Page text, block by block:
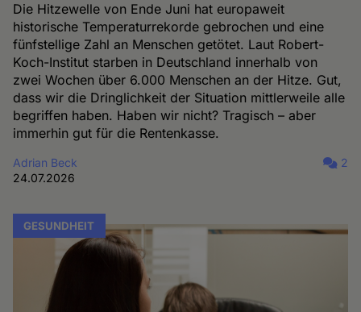
Die Hitzewelle von Ende Juni hat europaweit
historische Temperaturrekorde gebrochen und eine
fünfstellige Zahl an Menschen getötet. Laut Robert-
Koch-Institut starben in Deutschland innerhalb von
zwei Wochen über 6.000 Menschen an der Hitze. Gut,
dass wir die Dringlichkeit der Situation mittlerweile alle
begriffen haben. Haben wir nicht? Tragisch – aber
immerhin gut für die Rentenkasse.
Adrian Beck
24.07.2026
2
GESUNDHEIT